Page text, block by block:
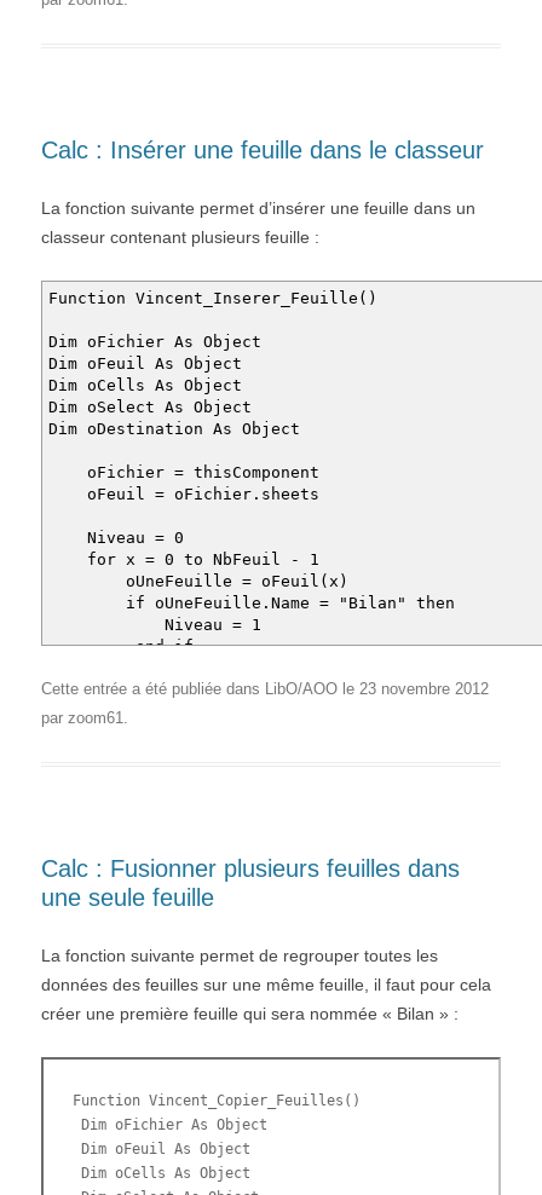
Calc : Insérer une feuille dans le classeur
La fonction suivante permet d’insérer une feuille dans un
classeur contenant plusieurs feuille :
Function Vincent_Inserer_Feuille()
Dim oFichier As Object
Dim oFeuil As Object
Dim oCells As Object
Dim oSelect As Object
Dim oDestination As Object
oFichier = thisComponent
oFeuil = oFichier.sheets
Niveau = 0
for x = 0 to NbFeuil - 1
oUneFeuille = oFeuil(x)
if oUneFeuille.Name = "Bilan" then
Niveau = 1
end if
if Niveau = 0 then
oFeuil =
Cette entrée a été publiée dans LibO/AOO le 23 novembre 2012
par zoom61.
Calc : Fusionner plusieurs feuilles dans
une seule feuille
La fonction suivante permet de regrouper toutes les
données des feuilles sur une même feuille, il faut pour cela
créer une première feuille qui sera nommée « Bilan » :
Function Vincent_Copier_Feuilles()
Dim oFichier As Object
Dim oFeuil As Object
Dim oCells As Object